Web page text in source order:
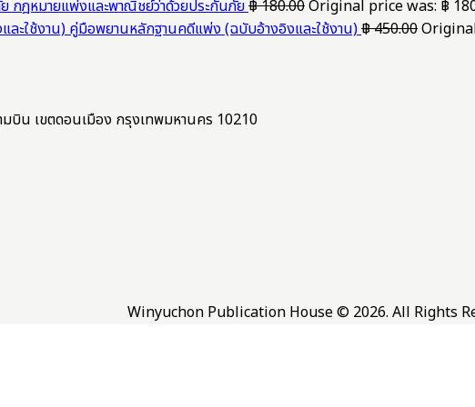
กฎหมายแพ่งและพาณิชย์ว่าด้วยประกันภัย฿180.00Original price was: ฿
คู่มือพยานหลักฐานคดีแพ่ง (ฉบับอ้างอิงและใช้งาน)฿450.00
บิน เขตดอนเมือง กรุงเทพมหานคร 10210
Winyuchon Publication House © 2026. All Rights